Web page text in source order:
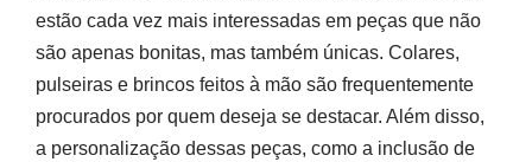
estão cada vez mais interessadas em peças que não
são apenas bonitas, mas também únicas. Colares,
pulseiras e brincos feitos à mão são frequentemente
procurados por quem deseja se destacar. Além disso,
a personalização dessas peças, como a inclusão de